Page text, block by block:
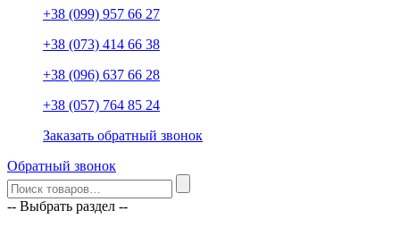
+38 (099) 957 66 27
+38 (073) 414 66 38
+38 (096) 637 66 28
+38 (057) 764 85 24
Заказать обратный звонок
Обратный звонок
-- Выбрать раздел --